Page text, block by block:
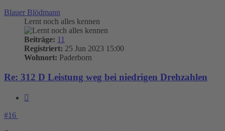
Blauer Blödmann
Lernt noch alles kennen
Beiträge: 11
Registriert: 25 Jun 2023 15:00
Wohnort: Paderborn
Re: 312 D Leistung weg bei niedrigen Drehzahlen
#16